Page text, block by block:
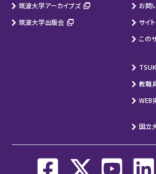
筑波大学アーカイブズ
筑波大学出版会
お問
サイ
この
教職
WEB
国立